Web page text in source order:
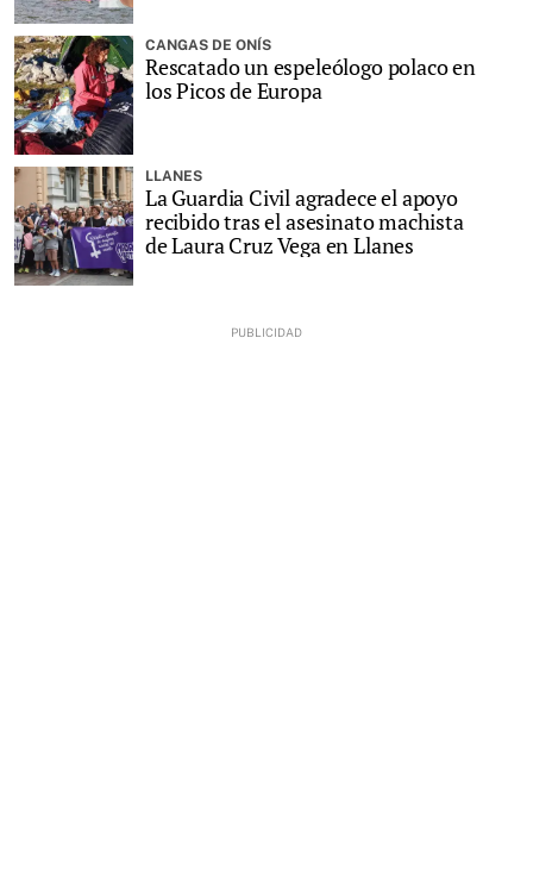
CANGAS DE ONÍS
Rescatado un espeleólogo polaco en
los Picos de Europa
LLANES
La Guardia Civil agradece el apoyo
recibido tras el asesinato machista
de Laura Cruz Vega en Llanes